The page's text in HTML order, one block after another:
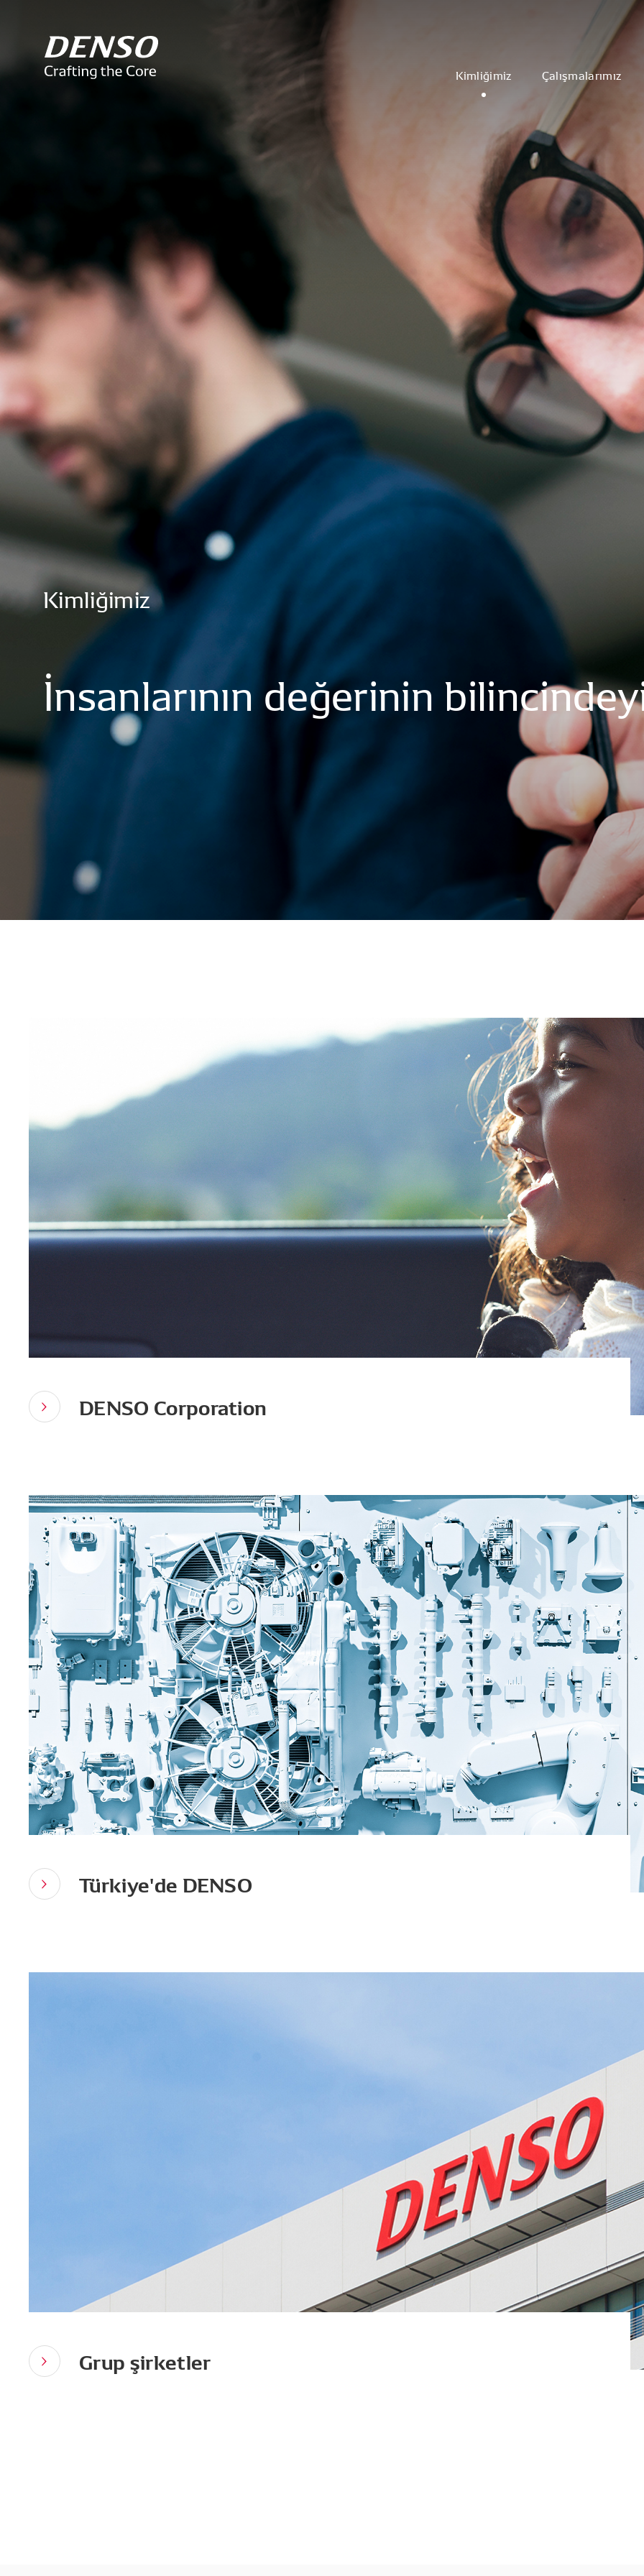
Kimliğimiz Çalışmalarımız
Kimliğimiz
İnsanlarının değerinin
DENSO Corporation
Türkiye'de DENSO
Grup şirketler